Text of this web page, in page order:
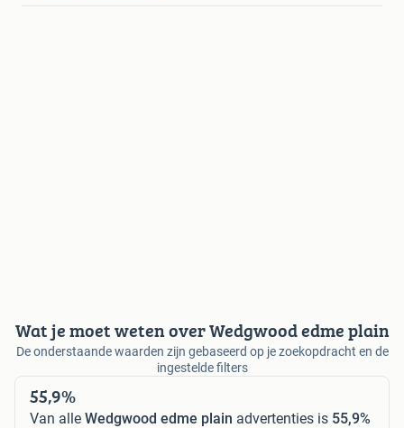
Wat je moet weten over Wedgwood edme plain
De onderstaande waarden zijn gebaseerd op je zoekopdracht en de
ingestelde filters
55,9%
Van alle Wedgwood edme plain advertenties is 55,9%